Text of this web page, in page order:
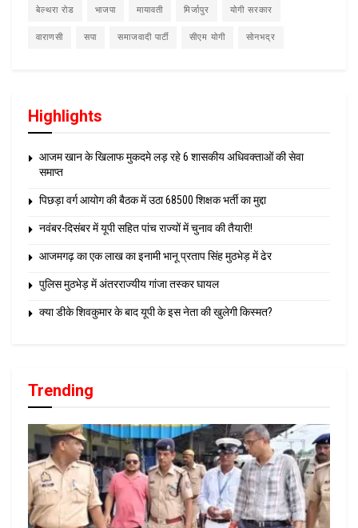
बेल्थरा रोड भाजपा मायावती मिर्जापुर योगी सरकार
वाराणसी सपा समाजवादी पार्टी सीएम योगी सोनभद्र
Highlights
आजम खान के खिलाफ मुकदमे लड़ रहे 6 शासकीय अधिवक्ताओं की सेवा
समाप्त
पिछड़ा वर्ग आयोग की बैठक में उठा 68500 शिक्षक भर्ती का मुद्दा
नवंबर-दिसंबर में यूपी सहित पांच राज्यों में चुनाव की तैयारी!
आजमगढ़ का एक लाख का इनामी भानू प्रताप सिंह मुठभेड़ में ढेर
पुलिस मुठभेड़ में अंतरराज्यीय गांजा तस्कर घायल
क्या डीके शिवकुमार के बाद यूपी के इस नेता की खुलेगी किस्मत?
Trending